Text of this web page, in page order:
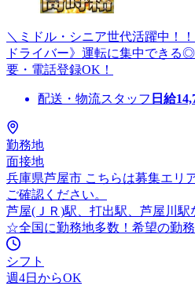
＼ミドル・シニア世代活躍中！
ドライバー》運転に集中できる
要・電話登録OK！
配送・物流スタッフ 日給
勤務地
面接地
兵庫県芦屋市 こちらは募集エリ
ご確認ください。
芦屋(ＪＲ)駅、打出駅、芦屋川駅
☆全国に勤務地多数！希望の勤
シフト
週4日からOK